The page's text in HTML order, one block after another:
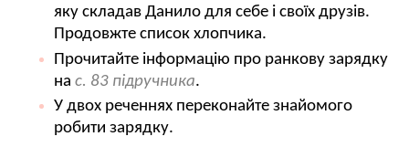
яку складав Данило для себе і своїх друзів.
Продовжте список хлопчика.
Прочитайте інформацію про ранкову зарядку
на с. 83 підручника.
У двох реченнях переконайте знайомого
робити зарядку.